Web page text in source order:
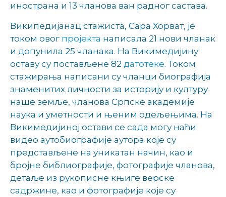
инострана и 13 чланова ван радног састава.
Википедијанац стажиста, Сара Хорват, је
током овог пројекта написала 21 нови чланак
и допунила 25 чланака. На Викимедијину
оставу су постављене 82 датотеке. Током
стажирања написани су чланци биографија
знаменитих личности за историју и културу
наше земље, чланова Српске академије
наука и уметности и њеним одељењима. На
Викимедијиној остави се сада могу наћи
видео аутобиографије аутора које су
представљене на уникатан начин, као и
бројне библиографије, фотографије чланова,
детаље из рукописне књиге верске
садржине, као и фотографије које су